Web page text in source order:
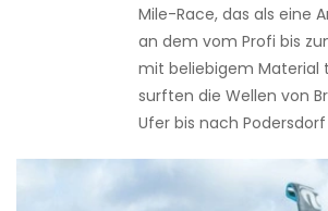
Mile-Race, das als eine
an dem vom Profi bis
mit beliebigem Material
surften die Wellen von
Ufer bis nach